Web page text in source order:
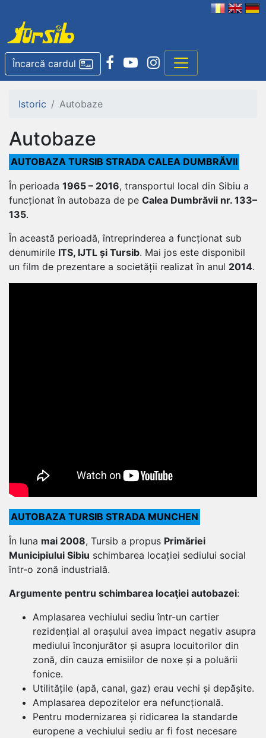
Încarcă cardul
Istoric Autobaze
Autobaze
AUTOBAZA TURSIB STRADA CALEA DUMBRĂVII
În perioada 1965 – 2016, transportul local din Sibiu a
funcționat în autobaza de pe Calea Dumbrăvii nr. 133–
135.
În această perioadă, întreprinderea a funcționat sub
denumirile ITS, IJTL și Tursib. Mai jos este disponibil
un film de prezentare a societății realizat în anul 2014.
AUTOBAZA TURSIB STRADA MUNCHEN
În luna mai 2008, Tursib a propus Primăriei
Municipiului Sibiu schimbarea locației sediului social
într-o zonă industrială.
Argumente pentru schimbarea locaţiei autobazei:
Amplasarea vechiului sediu într-un cartier
rezidențial al orașului avea impact negativ asupra
mediului înconjurător și asupra locuitorilor din
zonă, din cauza emisiilor de noxe și a poluării
fonice.
Utilitățile (apă, canal, gaz) erau vechi și depășite.
Amplasarea depozitelor era nefuncțională.
Pentru modernizarea și ridicarea la standarde
europene a vechiului sediu ar fi fost necesare